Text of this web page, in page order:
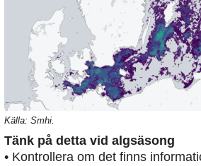
Källa: Smhi.
Tänk på detta vid algsäsong
• Kontrollera om det finns